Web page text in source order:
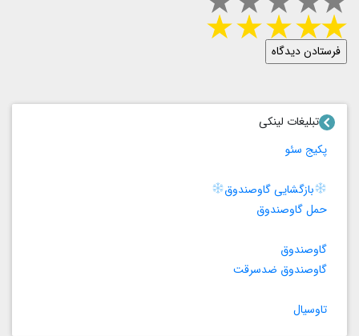
تبلیغات لینکی
پکیج سئو
بازگشایی گاوصندوق
حمل گاوصندوق
گاوصندوق
گاوصندوق ضدسرقت
تاوسیال